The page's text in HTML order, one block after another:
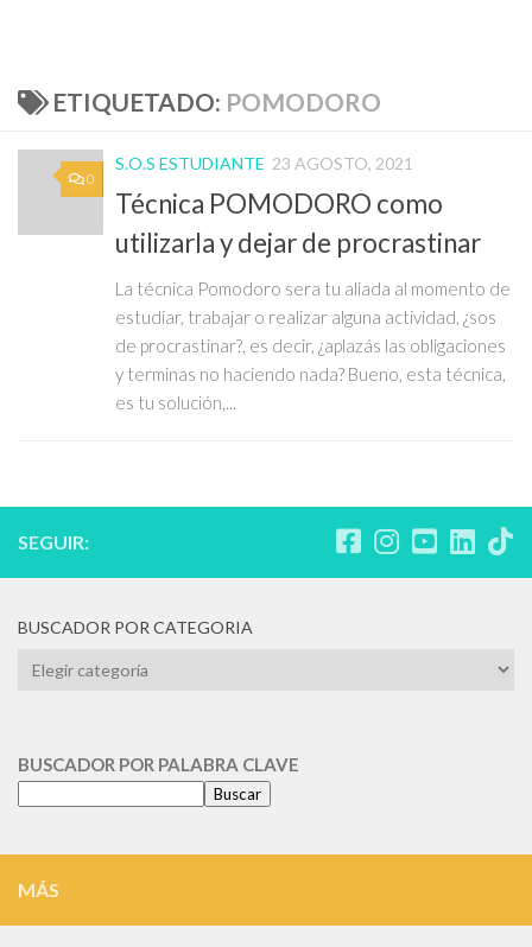
ETIQUETADO: POMODORO
0
S.O.S ESTUDIANTE 23 AGOSTO, 2021
Técnica POMODORO como
utilizarla y dejar de procrastinar
La técnica Pomodoro sera tu aliada al momento de
estudiar, trabajar o realizar alguna actividad, ¿sos
de procrastinar?, es decir, ¿aplazás las obligaciones
y terminas no haciendo nada? Bueno, esta técnica,
es tu solución,...
SEGUIR:
BUSCADOR POR CATEGORIA
BUSCADOR
BUSCADOR POR PALABRA CLAVE
Buscar
MÁS